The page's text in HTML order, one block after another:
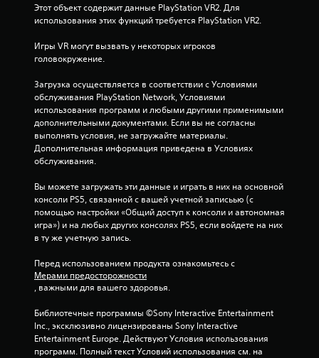
а
н
а
н
3
о
Этот объект содержит данные PlayStation VR2. Для
использования этих функций требуется PlayStation VR2.
Игры VR могут вызвать у некоторых игроков
головокружение.
Загрузка осуществляется в соответствии с Условиями
обслуживания PlayStation Network, Условиями
использования программ и любыми другими применимыми
дополнительными документами. Если вы не согласны
выполнять условия, не загружайте материалы.
Дополнительная информация приведена в Условиях
обслуживания.
Вы можете загружать эти данные и играть в них на основной
консоли PS5, связанной с вашей учетной записьью (с
помощью настройки «Общий доступ к консоли и автономная
игра») и на любых других консолях PS5, если войдете на них
в ту же учетную запись.
Перед использованием продукта ознакомьтесь с
Мерами предосторожности
, важными для вашего здоровья.
Библиотечные программы ©Sony Interactive Entertainment
Inc., эксклюзивно лицензированы Sony Interactive
Entertainment Europe. Действуют Условия использования
программ. Полный текст Условий использования см. на